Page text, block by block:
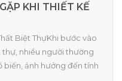
KHI THIẾT KẾ
Biệt ThựKhi bước vào
nhiều người thường
biến, ảnh hưởng đến tính